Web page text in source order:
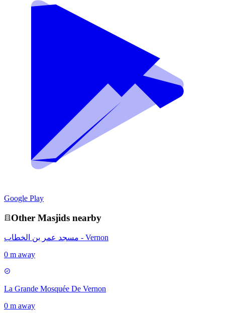
Google Play
Other Masjids nearby
مسجد عمر بن الخطاب - Vernon
0 m away
La Grande Mosquée De Vernon
0 m away